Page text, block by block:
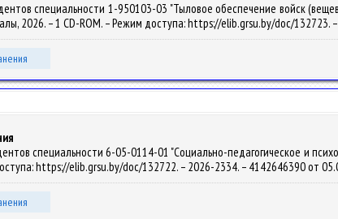
специальности 1-950103-03 "Тыловое обеспечение войск
2026. – 1 CD-ROM. – Режим доступа: https://elib.grsu.by/doc/
специальности 6-05-0114-01 "Социально-педагогическое и
https://elib.grsu.by/doc/132722. – 2026-2334. – 4142646390 от